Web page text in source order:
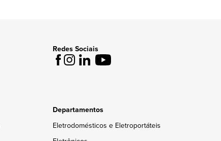
Redes Sociais
Departamentos
Eletrodomésticos e Eletroportáteis